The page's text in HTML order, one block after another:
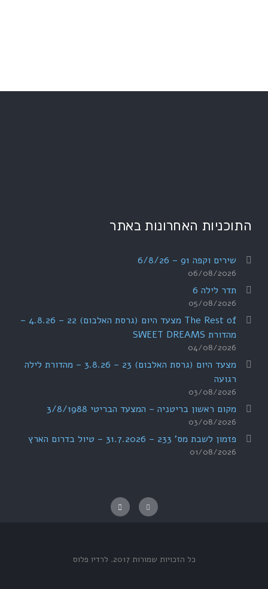
התוכניות האחרונות באתר
שירים וקפה 91 – 6/8/26
06/08/2026
תדר לילה 6
05/08/2026
The Rest of מצעד היום (גרסת האלבום) 22 – 4.8.26 –
מהדורת SWEET DREAMS
04/08/2026
מצעד היום (גרסת האלבום) 23 – 3.8.26 – מהדורת לילה
רגועה
03/08/2026
מקום ראשון בריטניה – המצעד הבריטי 3/8/1988
03/08/2026
פזמון לשבת מס' 233 – 31.7.2026 – טיול בדרום הארץ
01/08/2026
כל הזכויות שמורות 2017. לרדיו פלוס